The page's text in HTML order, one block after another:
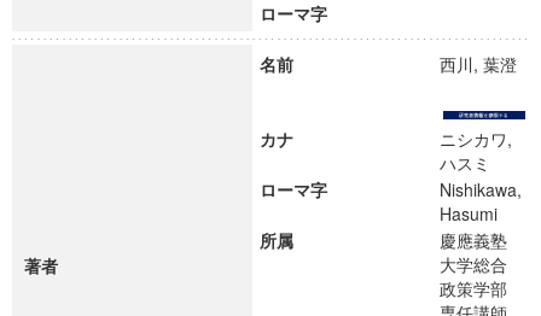
ローマ字
著者
名前 西川, 葉澄
カナ
ニシカワ,
ハスミ
ローマ字
Nishikawa,
Hasumi
所属
慶應義塾
大学総合
政策学部